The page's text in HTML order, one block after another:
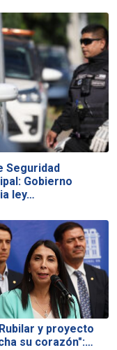
Seguridad
Gobierno
ley…
y proyecto
su corazón":…